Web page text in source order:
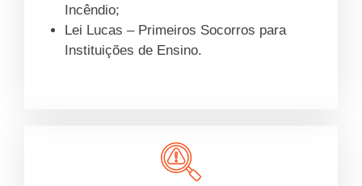
Incêndio;
Lei Lucas – Primeiros Socorros para
Instituições de Ensino.